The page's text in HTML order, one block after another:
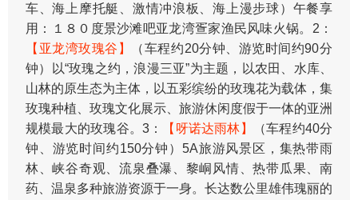
车、海上摩托艇、激情冲浪板、海上漫步球）午餐享
用：１８０度景沙滩吧亚龙湾疍家渔民风味火锅。2：
【亚龙湾玫瑰谷】
（车程约20分钟、游览时间约90分
钟）以“玫瑰之约，浪漫三亚”为主题，以农田、水库、
山林的原生态为主体，以五彩缤纷的玫瑰花为载体，集
玫瑰种植、玫瑰文化展示、旅游休闲度假于一体的亚洲
规模最大的玫瑰谷。3：
【呀诺达雨林】
（车程约40分
钟、游览时间约150分钟）5A旅游风景区，集热带雨
林、峡谷奇观、流泉叠瀑、黎峒风情、热带瓜果、南
药、温泉多种旅游资源于一身。长达数公里雄伟瑰丽的